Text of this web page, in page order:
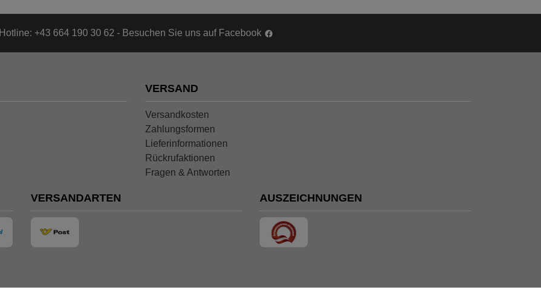
Hotline: +43 664 190 30 62 - Besuchen Sie uns auf Facebook
VERSAND
Versandkosten
Zahlungsformen
Lieferinformationen
Rückrufaktionen
Fragen & Antworten
VERSANDARTEN AUSZEICHNUNGEN